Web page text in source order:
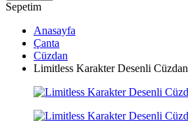
Sepetim
Anasayfa
Çanta
Cüzdan
Limitless Karakter Desenli Cüzdan